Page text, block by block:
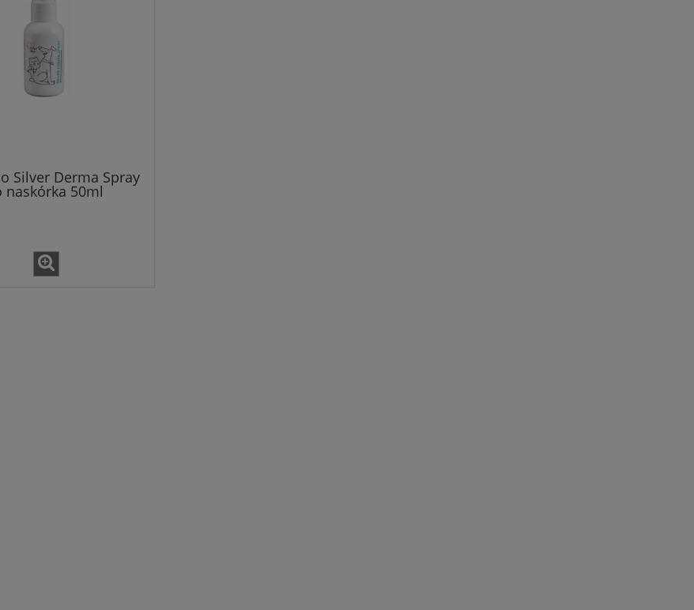
Silver Derma Spray
naskórka 50ml